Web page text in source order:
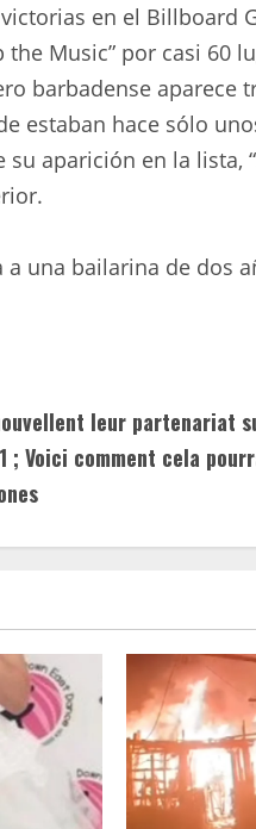
en el Billboard
the Music” por casi 60
barbadense aparece
estaban hace sólo
su aparición en la lista,
a una bailarina de dos
leur partenariat
; Voici comment cela